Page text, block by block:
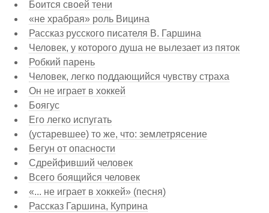
Боится своей тени
«не храбрая» роль Вицина
Рассказ русского писателя В. Гаршина
Человек, у которого душа не вылезает из пяток
Робкий парень
Человек, легко поддающийся чувству страха
Он не играет в хоккей
Боягус
Его легко испугать
(устаревшее) то же, что: землетрясение
Бегун от опасности
Сдрейфивший человек
Всего боящийся человек
«... не играет в хоккей» (песня)
Рассказ Гаршина, Куприна